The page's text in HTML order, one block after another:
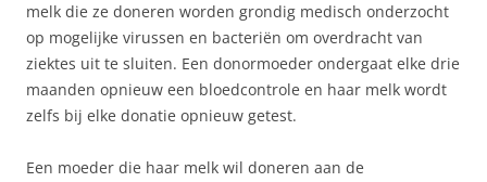
melk die ze doneren worden grondig medisch onderzocht
op mogelijke virussen en bacteriën om overdracht van
ziektes uit te sluiten. Een donormoeder ondergaat elke drie
maanden opnieuw een bloedcontrole en haar melk wordt
zelfs bij elke donatie opnieuw getest.
Een moeder die haar melk wil doneren aan de